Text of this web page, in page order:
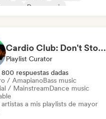
scene
Dance music
Cardio Club: Don't Stop! 💦
Playlist Curator
respuestas dadas
/ AmapianoBass music
/ MainstreamDance music
a mis playlists de mayor